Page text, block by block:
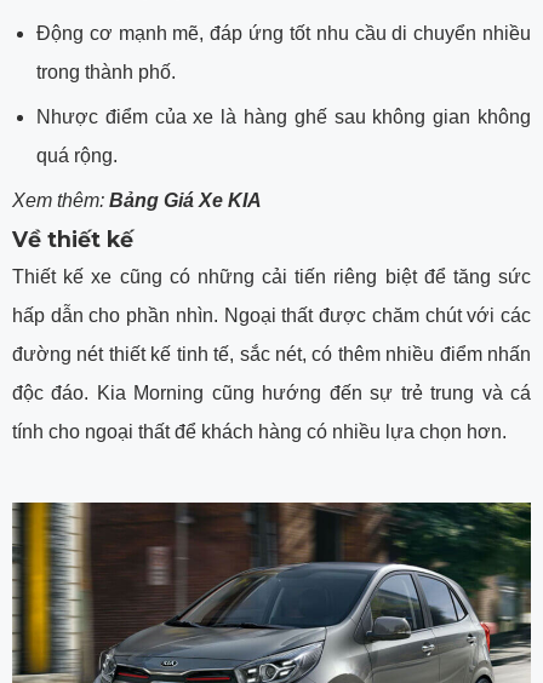
Động cơ mạnh mẽ, đáp ứng tốt nhu cầu di chuyển nhiều
trong thành phố.
Nhược điểm của xe là hàng ghế sau không gian không
quá rộng.
Xem thêm: Bảng Giá Xe KIA
Về thiết kế
Thiết kế xe cũng có những cải tiến riêng biệt để tăng sức
hấp dẫn cho phần nhìn. Ngoại thất được chăm chút với các
đường nét thiết kế tinh tế, sắc nét, có thêm nhiều điểm nhấn
độc đáo. Kia Morning cũng hướng đến sự trẻ trung và cá
tính cho ngoại thất để khách hàng có nhiều lựa chọn hơn.